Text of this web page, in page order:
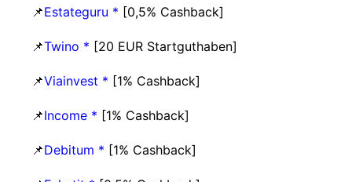
📌Estateguru * [0,5% Cashback]
📌Twino * [20 EUR Startguthaben]
📌Viainvest * [1% Cashback]
📌Income * [1% Cashback]
📌Debitum * [1% Cashback]